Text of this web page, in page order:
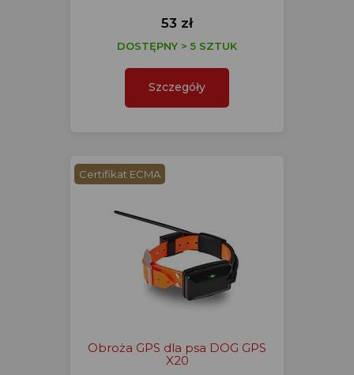
53 zł
DOSTĘPNY > 5 SZTUK
Szczegóły
Certifikat ECMA
Obroża GPS dla psa DOG GPS
X20